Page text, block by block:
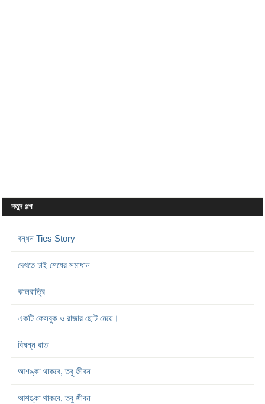
নতুন গল্প
বন্ধন Ties Story
দেখতে চাই শেষের সমাধান
কালরাত্রি
একটি ফেসবুক ও রাজার ছোট মেয়ে।
বিষন্ন রাত
আশঙ্কা থাকবে, তবু জীবন
আশঙ্কা থাকবে, তবু জীবন